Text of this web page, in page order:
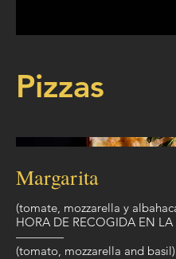
Pizzas
Margarita
(tomate, mozzarella y
HORA DE RECOGIDA EN
————
(tomato, mozzarella and